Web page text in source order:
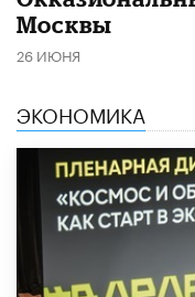
Москвы
26 ИЮНЯ
ЭКОНОМИКА